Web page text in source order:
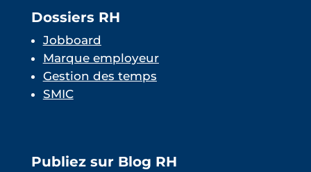
Dossiers RH
Jobboard
Marque employeur
Gestion des temps
SMIC
Publiez sur Blog RH